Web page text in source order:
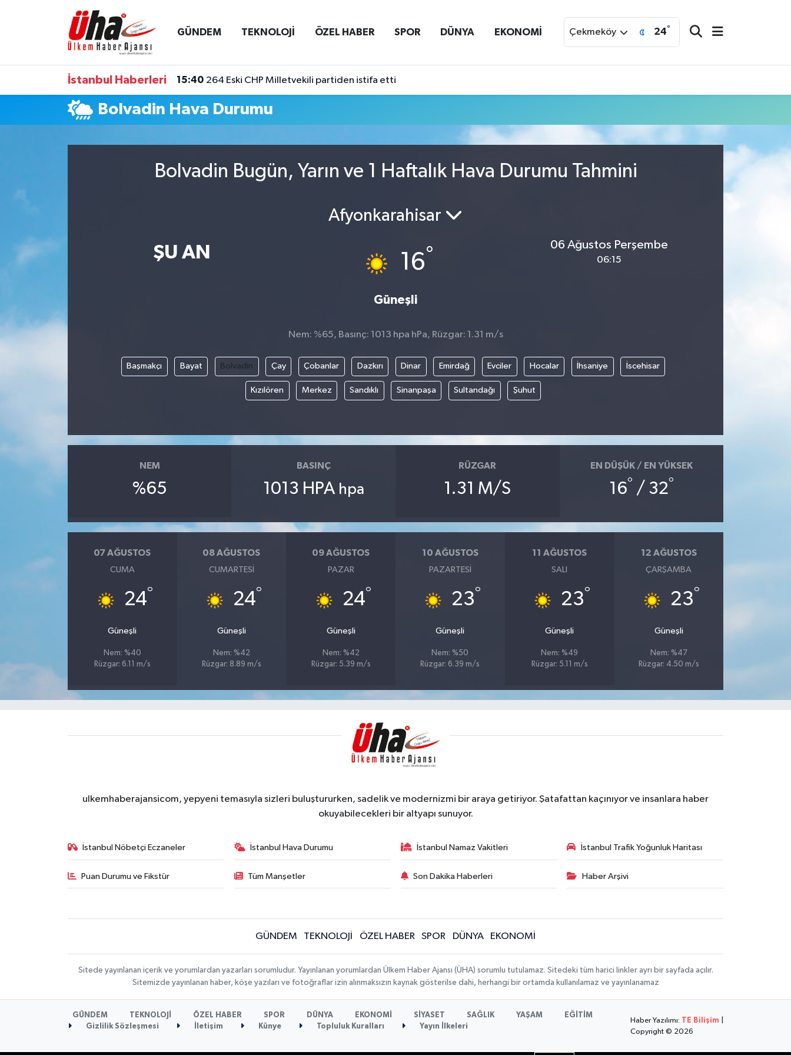
GÜNDEM TEKNOLOJİ ÖZEL HABER SPOR DÜNYA EKONOMİ Çekmeköy 24°
İstanbul Haberleri 15:40 264 Eski CHP Milletvekili partiden istifa etti
Bolvadin Hava Durumu
Bolvadin Bugün, Yarın ve 1 Haftalık Hava Durumu Tahmini
ŞU AN
Afyonkarahisar
16°
Güneşli
06 Ağustos Perşembe
06:15
Nem: %65, Basınç: 1013 hpa hPa, Rüzgar: 1.31 m/s
Başmakçı Bayat Bolvadin Çay Çobanlar Dazkırı Dinar Emirdağ Evciler Hocalar İhsaniye İscehisar
Kızılören Merkez Sandıklı Sinanpaşa Sultandağı Şuhut
NEM
%65
BASINÇ
1013 HPA hpa
RÜZGAR
1.31 M/S
EN DÜŞÜK / EN YÜKSEK
16° / 32°
07 AĞUSTOS
CUMA
24°
Güneşli
Nem: %40
Rüzgar: 6.11 m/s
08 AĞUSTOS
CUMARTESI
24°
Güneşli
Nem: %42
Rüzgar: 8.89 m/s
09 AĞUSTOS
PAZAR
24°
Güneşli
Nem: %42
Rüzgar: 5.39 m/s
10 AĞUSTOS
PAZARTESI
23°
Güneşli
Nem: %50
Rüzgar: 6.39 m/s
11 AĞUSTOS
SALI
23°
Güneşli
Nem: %49
Rüzgar: 5.11 m/s
12 AĞUSTOS
ÇARŞAMBA
23°
Güneşli
Nem: %47
Rüzgar: 4.50 m/s
ulkemhaberajansicom, yepyeni temasıyla sizleri buluştururken, sadelik ve modernizmi bir araya getiriyor. Şatafattan kaçınıyor ve insanlara haber
okuyabilecekleri bir altyapı sunuyor.
İstanbul Nöbetçi Eczaneler İstanbul Hava Durumu İstanbul Namaz Vakitleri İstanbul Trafik Yoğunluk Haritası
Puan Durumu ve Fikstür Tüm Manşetler Son Dakika Haberleri Haber Arşivi
GÜNDEM TEKNOLOJİ ÖZEL HABER SPOR DÜNYA EKONOMİ
Sitede yayınlanan içerik ve yorumlardan yazarları sorumludur. Yayınlanan yorumlardan Ülkem Haber Ajansı (ÜHA) sorumlu tutulamaz. Sitedeki tüm harici linkler ayrı bir sayfada açılır.
Sitemizde yayınlanan haber, köşe yazıları ve fotoğraflar izin alınmaksızın kaynak gösterilse dahi, herhangi bir ortamda kullanılamaz ve yayınlanamaz
GÜNDEM TEKNOLOJİ ÖZEL HABER SPOR DÜNYA EKONOMİ SİYASET SAĞLIK YAŞAM
EĞİTİM
Gizlilik Sözleşmesi
İletişim Künye Topluluk Kuralları Yayın İlkeleri
Haber Yazılımı: TE Bilişim
Copyright © 2026
İstanbul Nöbetçi Eczaneler
İstanbul Hava Durumu
İstanbul Namaz Vakitleri
Süper Lig Puan Durumu ve Fikstür